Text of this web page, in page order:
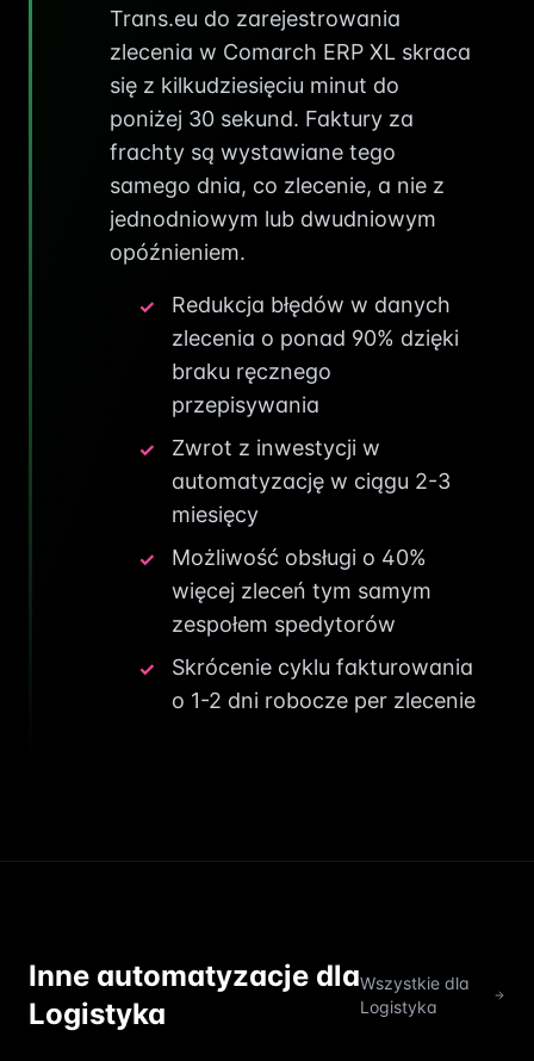
Trans.eu do zarejestrowania
zlecenia w Comarch ERP XL skraca
się z kilkudziesięciu minut do
poniżej 30 sekund. Faktury za
frachty są wystawiane tego
samego dnia, co zlecenie, a nie z
jednodniowym lub dwudniowym
opóźnieniem.
Redukcja błędów w danych
zlecenia o ponad 90% dzięki
braku ręcznego
przepisywania
Zwrot z inwestycji w
automatyzację w ciągu 2-3
miesięcy
Możliwość obsługi o 40%
więcej zleceń tym samym
zespołem spedytorów
Skrócenie cyklu fakturowania
o 1-2 dni robocze per zlecenie
Inne automatyzacje dla
Logistyka
Wszystkie dla
Logistyka